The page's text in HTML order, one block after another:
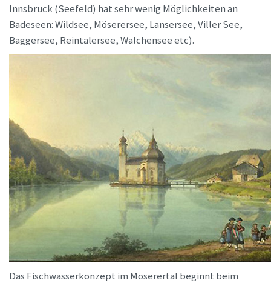
Innsbruck (Seefeld) hat sehr wenig Möglichkeiten an
Badeseen: Wildsee, Möserersee, Lansersee, Viller See,
Baggersee, Reintalersee, Walchensee etc).
Das Fischwasserkonzept im Möserertal beginnt beim